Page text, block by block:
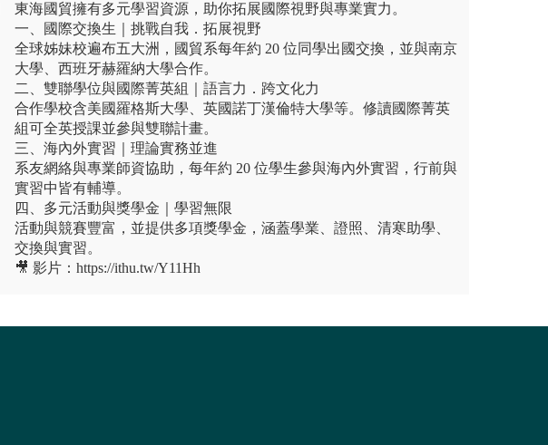
東海國貿擁有多元學習資源，助你拓展國際視野與專業實力。
一、國際交換生｜挑戰自我．拓展視野
全球姊妹校遍布五大洲，國貿系每年約 20 位同學出國交換，並與南京
大學、西班牙赫羅納大學合作。
二、雙聯學位與國際菁英組｜語言力．跨文化力
合作學校含美國羅格斯大學、英國諾丁漢倫特大學等。修讀國際菁英
組可全英授課並參與雙聯計畫。
三、海內外實習｜理論實務並進
系友網絡與專業師資協助，每年約 20 位學生參與海內外實習，行前與
實習中皆有輔導。
四、多元活動與獎學金｜學習無限
活動與競賽豐富，並提供多項獎學金，涵蓋學業、證照、清寒助學、
交換與實習。
🎥 影片：https://ithu.tw/Y11Hh